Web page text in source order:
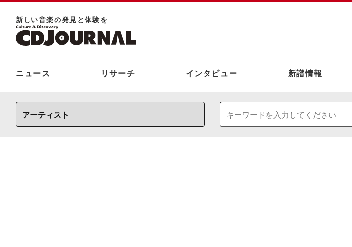
新しい⾳楽の発⾒と体験を
ニュース リサーチ インタビュー 新譜情報